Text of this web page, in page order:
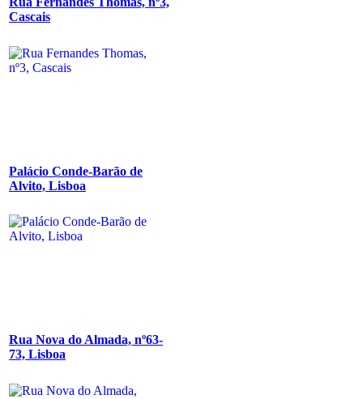
Cascais
Palácio Conde-Barão de
Alvito, Lisboa
Rua Nova do Almada, nº63-
73, Lisboa